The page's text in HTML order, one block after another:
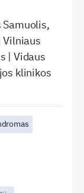
Vilniaus
| Vidaus
klinikos